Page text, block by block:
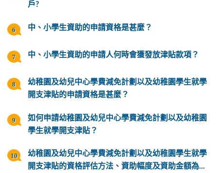
戶?
中、小學生資助的申請資格是甚麼？
中、小學生資助的申請人何時會獲發放津貼款項？
幼稚園及幼兒中心學費減免計劃以及幼稚園學生就學
開支津貼的申請資格是甚麼？
如何申請幼稚園及幼兒中心學費減免計劃以及幼稚園
學生就學開支津貼？
幼稚園及幼兒中心學費減免計劃以及幼稚園學生就學
開支津貼的資格評估方法、資助幅度及資助金額為...